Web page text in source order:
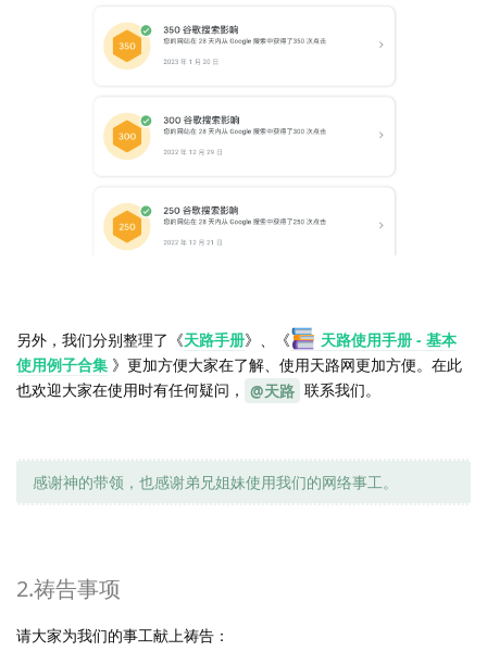
另外，我们分别整理了《天路手册》、《
天路使用手册 - 基本
使用例子合集 》更加方便大家在了解、使用天路网更加方便。在此
也欢迎大家在使用时有任何疑问， @天路 联系我们。
感谢神的带领，也感谢弟兄姐妹使用我们的网络事工。
2.祷告事项
请大家为我们的事工献上祷告：